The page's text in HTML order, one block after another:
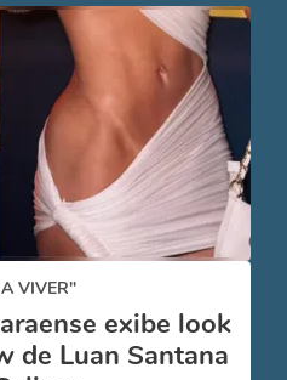
VIVER"
exibe look
de Luan Santana